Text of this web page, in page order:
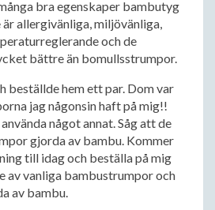
bra egenskaper bambutyg
allergivänliga, miljövänliga,
och de
bättre än bomullsstrumpor.
beställde hem ett par. Dom var
jag någonsin haft på mig!!
något annat. Såg att de
gjorda av bambu. Kommer
till idag och beställa på mig
av vanliga bambustrumpor och
av bambu.